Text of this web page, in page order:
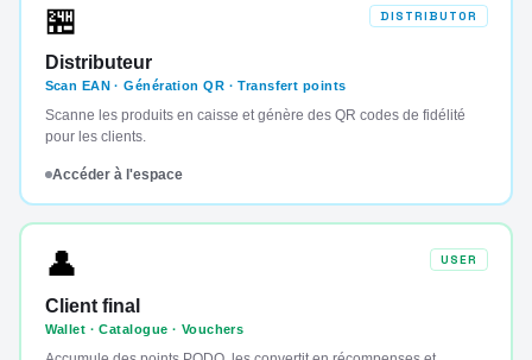
🏪 DISTRIBUTOR
Distributeur
Scan EAN · Génération QR · Transfert points
Scanne les produits en caisse et génère des QR codes de fidélité
pour les clients.
Accéder à l'espace
👤 USER
Client final
Wallet · Catalogue · Vouchers